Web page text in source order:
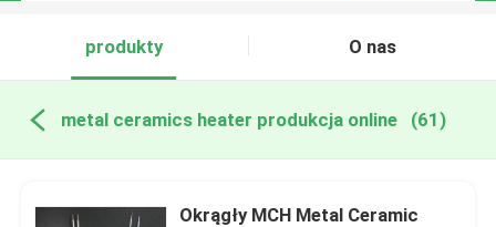
produkty O nas
metal ceramics heater produkcja online (61)
Okrągły MCH Metal Ceramic